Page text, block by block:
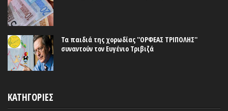
Τα παιδιά της χορωδίας ''ΟΡΦΕΑΣ ΤΡΙΠΟΛΗΣ''
συναντούν τον Ευγένιο Τριβιζά
ΚΑΤΗΓΟΡΙΕΣ